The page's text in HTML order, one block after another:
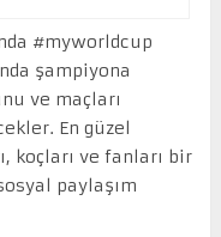
#myworldcup
şampiyona
ve maçları
En güzel
koçları ve fanları bir
paylaşım